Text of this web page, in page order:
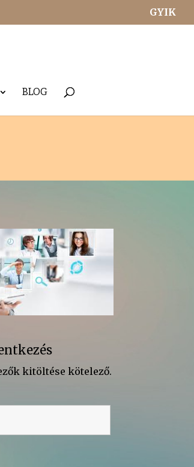
GYIK
BLOG
kitöltése kötelező.